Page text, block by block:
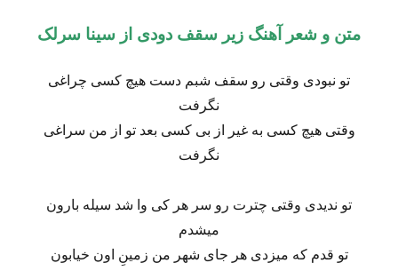
متن و شعر آهنگ زیر سقف دودی از سینا سرلک
تو نبودی وقتی رو سقف شبم دست هیچ کسی چراغی
نگرفت
وقتی هیچ کسی به غیر از بی کسی بعد تو از من سراغی
نگرفت
تو ندیدی وقتی چترت رو سر هر کی وا شد سیله بارون
میشدم
تو قدم که میزدی هر جای شهر من زمینِ اون خیابون